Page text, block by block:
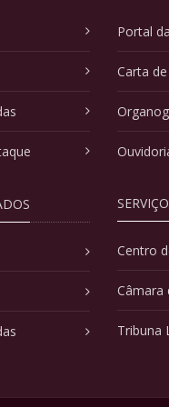
Portal
Carta
Centro
Câmara
Tribuna